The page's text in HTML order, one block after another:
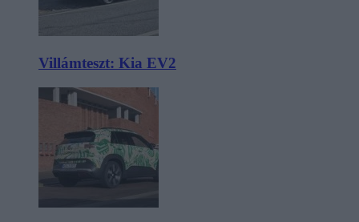
Villámteszt: Kia EV2